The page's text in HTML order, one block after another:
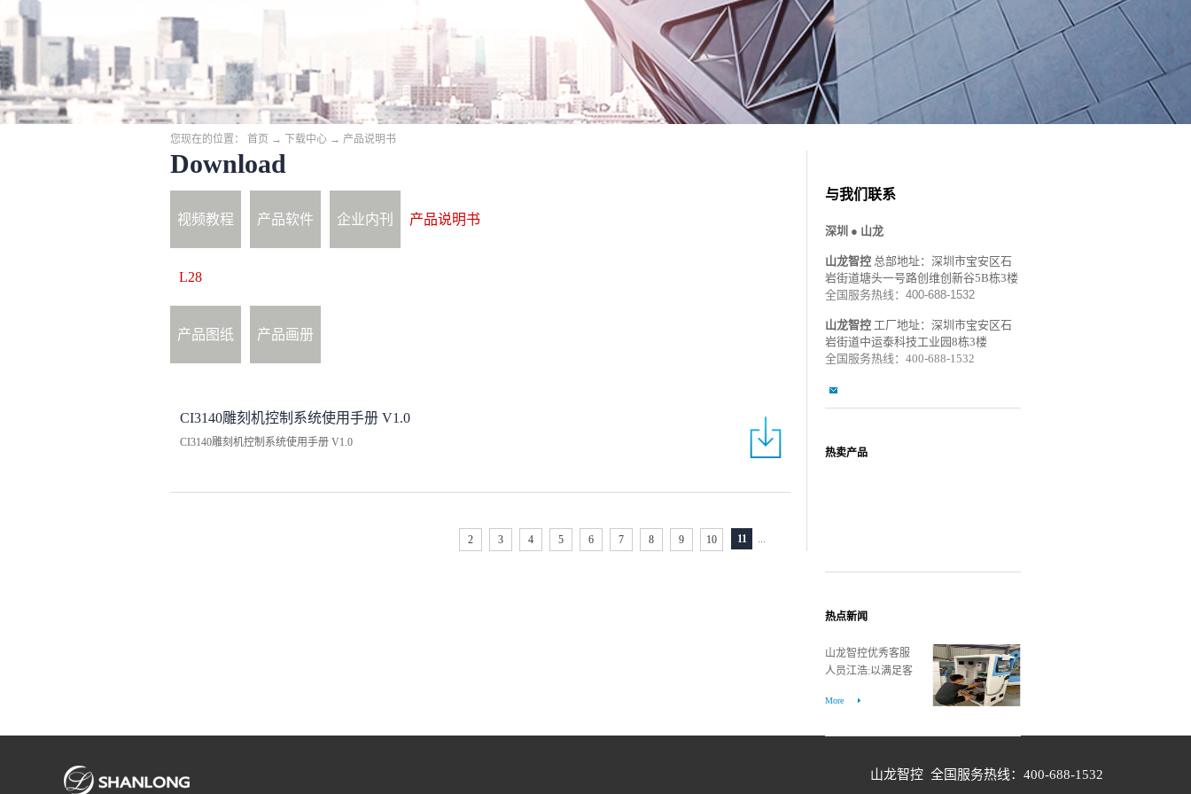
您现在的位置： 首页 → 下载中心 → 产品说明书
Download
视频教程 产品软件 企业内刊 产品说明书
L28
产品图纸 产品画册
CI3140雕刻机控制系统使用手册 V1.0
CI3140雕刻机控制系统使用手册 V1.0
...
2 3 4 5 6 7 8 9 10 11
与我们联系
深圳 ● 山龙
山龙智控 总部地址： 深圳市宝安区石
岩街道塘头一号路创维创新谷5B栋3楼
全国服务热线：400-688-1532
山龙智控 工厂地址：深圳市宝安区石
岩街道中运泰科技工业园8栋3楼
全国服务热线：400-688-1532
热卖产品
热点新闻
山龙智控优秀客服
人员江浩:以满足客
More
山龙智控 全国服务热线：400-688-1532